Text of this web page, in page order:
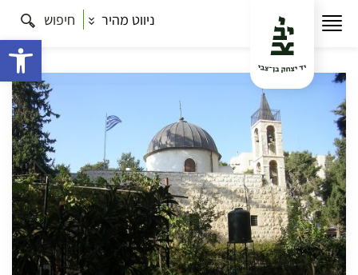
ניווט מהיר חיפוש
מנזרים מהמזרח במערב ירושלים –